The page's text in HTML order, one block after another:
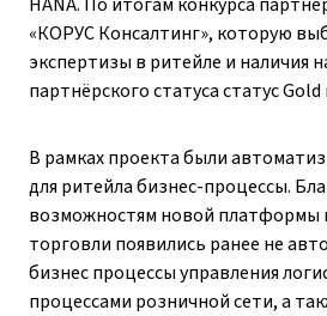
«КОРУС Консалтинг», которую
экспертизы в ритейле и наличия
партнёрского статуса статус
В рамках проекта были
для ритейла бизнес-процессы.
возможностям новой платформы
торговли появились ранее не
бизнес процессы управления
процессами розничной сети, а